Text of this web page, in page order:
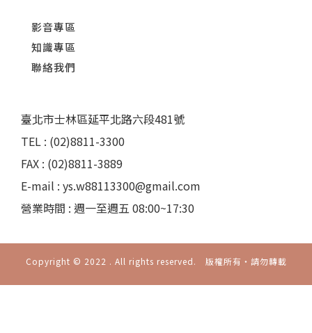
影音專區
知識專區
聯絡我們
臺北市士林區延平北路六段481號
TEL : (02)8811-3300
FAX : (02)8811-3889
E-mail : ys.w88113300@gmail.com
營業時間 : 週一至週五 08:00~17:30
Copyright © 2022 . All rights reserved. 版權所有‧請勿轉載